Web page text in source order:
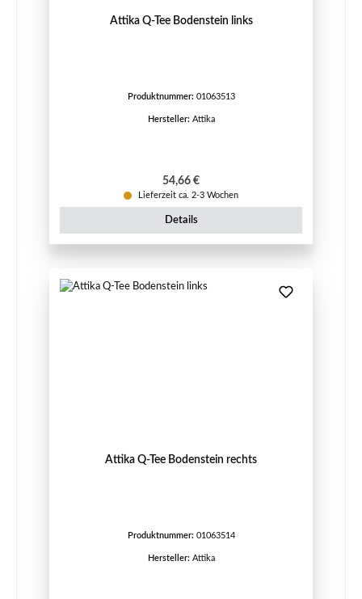
Attika Q-Tee Bodenstein links
Produktnummer: 01063513
Hersteller: Attika
Regulärer Preis:
54,66 €
Lieferzeit ca. 2-3 Wochen
Details
Attika Q-Tee Bodenstein rechts
Produktnummer: 01063514
Hersteller: Attika